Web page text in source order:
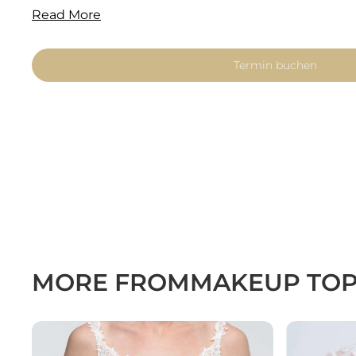
Read More
Termin buchen
MORE FROMMAKEUP